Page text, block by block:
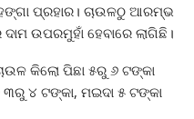
ପ୍ରହାର। ଚାଉଳଠୁ ଆରମ୍ଭ
ଉପରମୁହାଁ ହେବାରେ ଲାଗିଛି।
କିଲୋ ପିଛା ୫ରୁ ୬ ଟଙ୍କା
୪ ଟଙ୍କା, ମଇଦା ୫ ଟଙ୍କା